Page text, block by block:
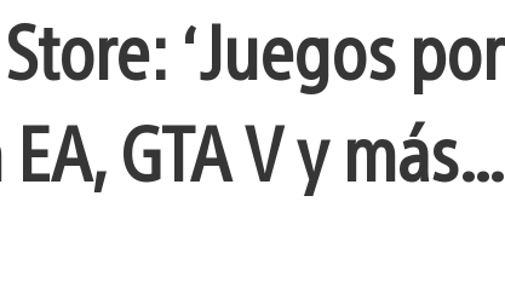
‘Juegos por
GTA V y más…